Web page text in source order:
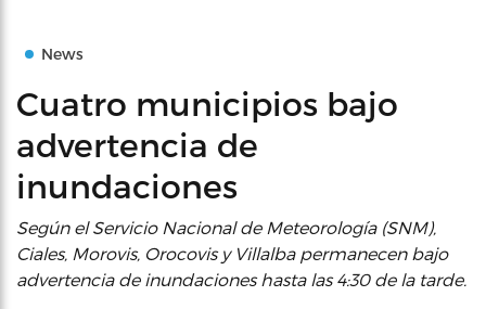
News
Cuatro municipios bajo
advertencia de
inundaciones
Según el Servicio Nacional de Meteorología (SNM),
Ciales, Morovis, Orocovis y Villalba permanecen bajo
advertencia de inundaciones hasta las 4:30 de la tarde.